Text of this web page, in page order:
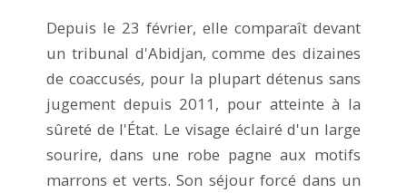
Depuis le 23 février, elle comparaît devant
un tribunal d'Abidjan, comme des dizaines
de coaccusés, pour la plupart détenus sans
jugement depuis 2011, pour atteinte à la
sûreté de l'État. Le visage éclairé d'un large
sourire, dans une robe pagne aux motifs
marrons et verts. Son séjour forcé dans un